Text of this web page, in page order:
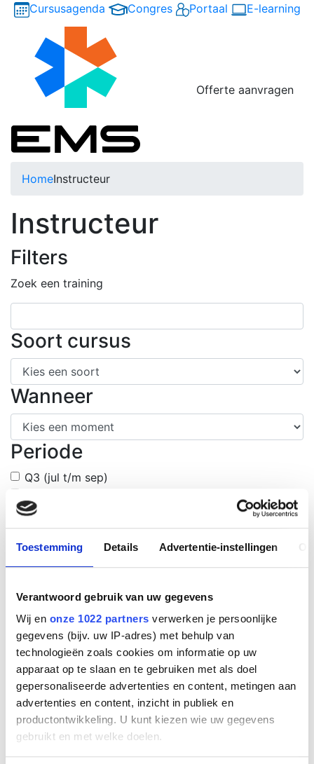
Toestemming Details Advertentie-instellingen
Verantwoord gebruik van uw gegevens
Wij en onze 1022 partners verwerken je persoonlijke
gegevens (bijv. uw IP-adres) met behulp van
technologieën zoals cookies om informatie op uw
apparaat op te slaan en te gebruiken met als doel
gepersonaliseerde advertenties en content, metingen aan
advertenties en content, inzicht in publiek en
productontwikkeling. U kunt kiezen wie uw gegevens
gebruikt en met welke doelen.
Cursusagenda Congres Portaal E-learning
Offerte aanvragen
HomeInstructeur
Instructeur
Filters
Zoek een training
Soort cursus
Wanneer
Periode
Q3 (jul t/m sep)
Meer informatie?
Heeft u vragen of wilt u de mogelijkheden bespreken?
Vraag offerte aan
Directe links
Alle cursussen
Cursus agenda
Algemene voorwaarden
Meer informatie